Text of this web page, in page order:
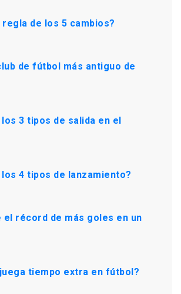
regla de los 5 cambios?
de fútbol más antiguo de
3 tipos de salida en el
4 tipos de lanzamiento?
el récord de más goles en un
tiempo extra en fútbol?